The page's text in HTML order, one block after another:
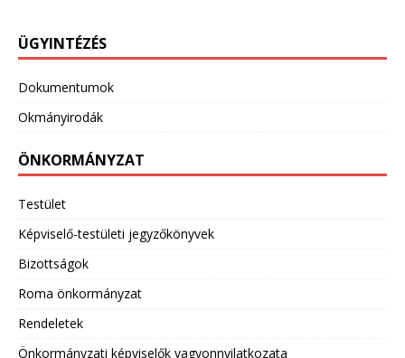
ÜGYINTÉZÉS
Dokumentumok
Okmányirodák
ÖNKORMÁNYZAT
Testület
Képviselő-testületi jegyzőkönyvek
Bizottságok
Roma önkormányzat
Rendeletek
Önkormányzati képviselők vagyonnyilatkozata